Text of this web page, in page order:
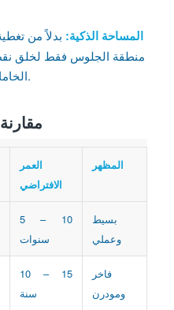
المساحة الذكية: بدلاً من
منطقة الجلوس فقط لخلق
الخامات.
العمر
الافتراضي
المظهر
5 – 10
سنوات
بسيط
وعملي
10 – 15
سنة
فاخر
ومودرن